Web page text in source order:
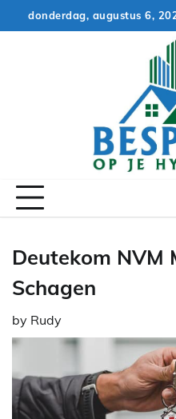
to
donderdag, augustus 6,
Deutekom NVM
Schagen
by Rudy